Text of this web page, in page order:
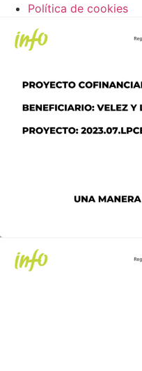
Política de cookies